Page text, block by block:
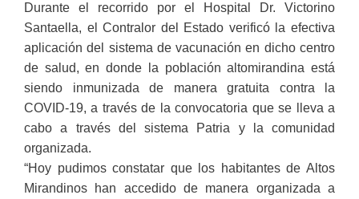
Durante el recorrido por el Hospital Dr. Victorino
Santaella, el Contralor del Estado verificó la efectiva
aplicación del sistema de vacunación en dicho centro
de salud, en donde la población altomirandina está
siendo inmunizada de manera gratuita contra la
COVID-19, a través de la convocatoria que se lleva a
cabo a través del sistema Patria y la comunidad
organizada.
“Hoy pudimos constatar que los habitantes de Altos
Mirandinos han accedido de manera organizada a